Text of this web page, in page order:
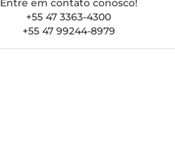
Entre em contato conosco!
+55 47 3363-4300
+55 47 99244-8979